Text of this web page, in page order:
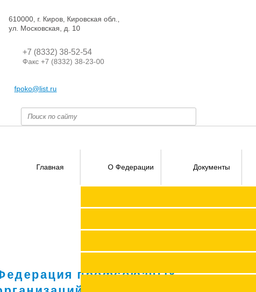
610000, г. Киров, Кировская обл.,
ул. Московская, д. 10
+7 (8332) 38-52-54
Факс +7 (8332) 38-23-00
fpoko@list.ru
Главная О Федерации Документы
профсоюзных